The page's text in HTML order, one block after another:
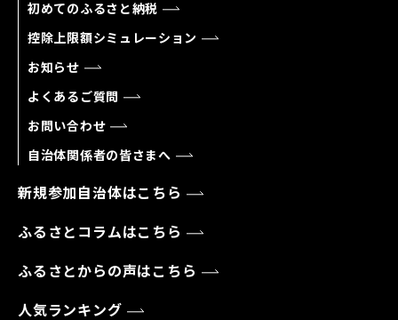
初めてのふるさと納税
控除上限額シミュレーション
お知らせ
よくあるご質問
お問い合わせ
自治体関係者の皆さまへ
新規参加自治体はこちら
ふるさとコラムはこちら
ふるさとからの声はこちら
人気ランキング